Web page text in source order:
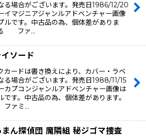
る場合がございます。発売日1986/12/20
イマジニアジャンルアドベンチャー画像
ルです。中古品の為、個体差がありま
る ファ…
ソード
カードは書き換えにより、カバー・ラベ
る場合がございます。発売日1988/11/15
カプコンジャンルアドベンチャー画像は
です。中古品の為、個体差があります。
ァミ…
まん探偵団 魔隣組 秘ジゴマ捜査